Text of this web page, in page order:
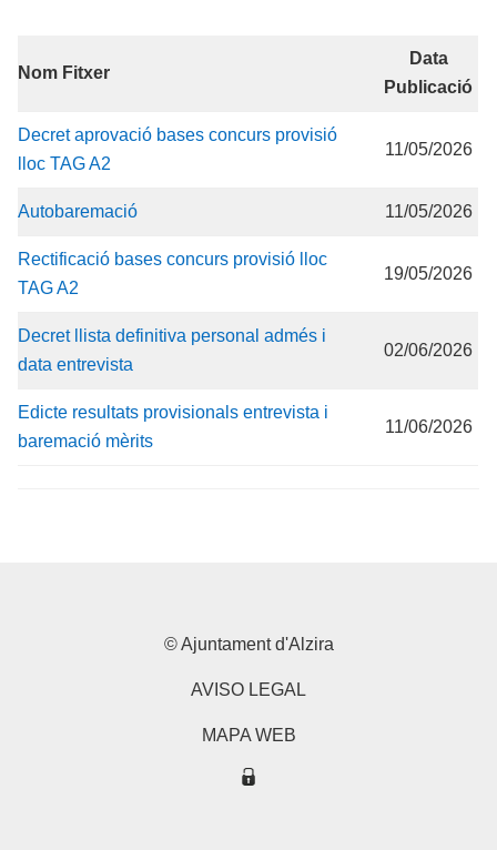
Nom Fitxer
Data
Publicació
Decret aprovació bases concurs provisió
lloc TAG A2
11/05/2026
Autobaremació 11/05/2026
Rectificació bases concurs provisió lloc
TAG A2
19/05/2026
Decret llista definitiva personal admés i
data entrevista
02/06/2026
Edicte resultats provisionals entrevista i
baremació mèrits
11/06/2026
© Ajuntament d'Alzira
AVISO LEGAL
MAPA WEB